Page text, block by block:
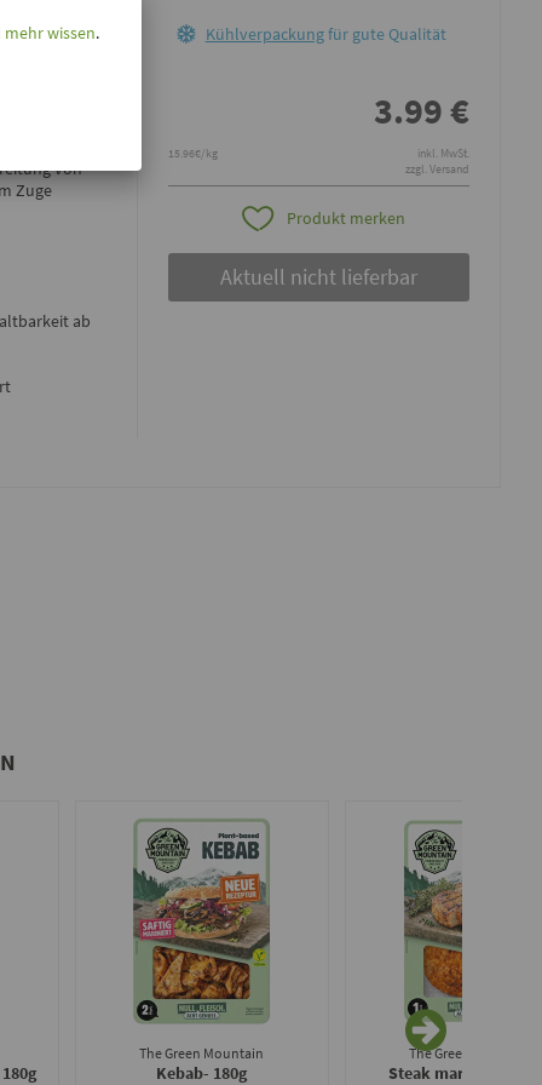
von
Zuge
ab
Kühlverpackungfür gute Qualität
3.99€
15.96€/kg
inkl. MwSt.
zzgl. Versand
Produkt merken
Aktuell nicht lieferbar
The Green Mountain
Kebab- 180g
The Green Mountain
Steak marinated
wissen.